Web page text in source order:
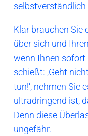
selbstverständlich
Klar brauchen Sie
über sich und
wenn Ihnen sofort
schießt: ‚Geht
tun!‘, nehmen Sie
ultradringend ist,
Denn diese
ungefähr.